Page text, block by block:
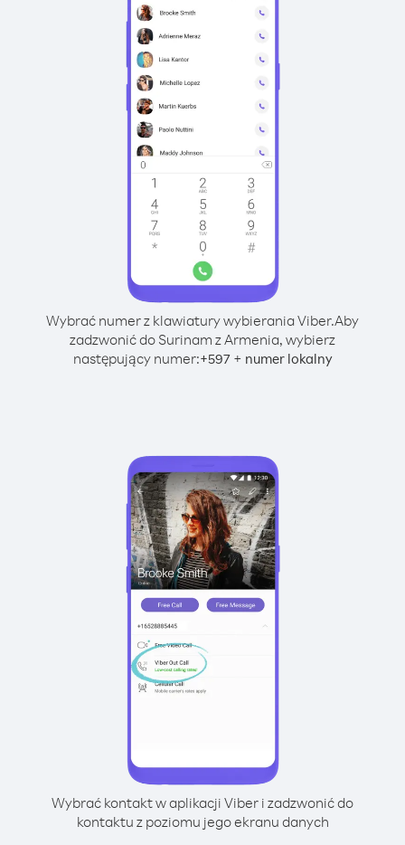
Wybrać numer z klawiatury wybierania Viber.Aby
zadzwonić do Surinam z Armenia, wybierz
następujący numer:+597+ numer lokalny
Wybrać kontakt w aplikacji Viber i zadzwonić do
kontaktu z poziomu jego ekranu danych